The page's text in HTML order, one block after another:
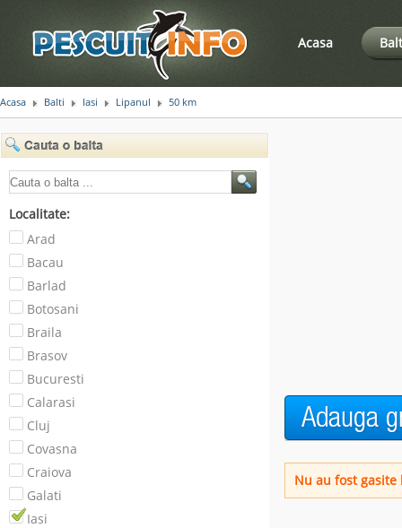
Acasa
Acasa Balti Iasi Lipanul 50 km
Localitate:
Arad
Bacau
Barlad
Botosani
Braila
Brasov
Bucuresti
Calarasi
Cluj
Covasna
Craiova
Galati
Iasi
Nu au fost